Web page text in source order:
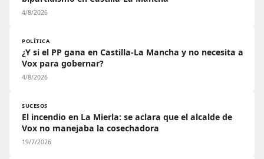
4/8/2026
POLÍTICA
¿Y si el PP gana en Castilla-La Mancha y no necesita a
Vox para gobernar?
4/8/2026
SUCESOS
El incendio en La Mierla: se aclara que el alcalde de
Vox no manejaba la cosechadora
19/7/2026